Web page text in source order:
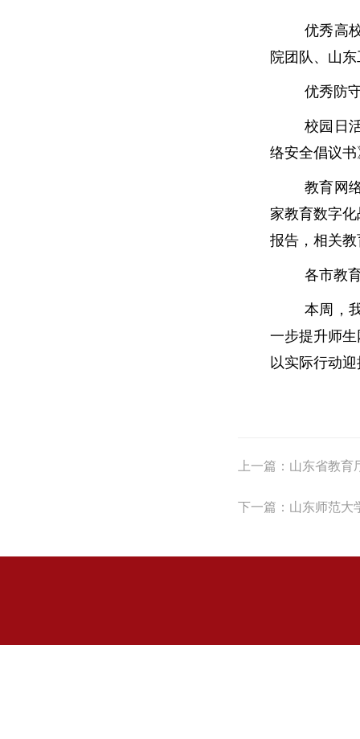
优秀高
院团队、山
优秀防
校园日
络安全倡议书
教育网
家教育数字
报告，相关
各市教
本周，
一步提升师
以实际行动
上一篇： 山东省教育
下一篇： 山东师范大